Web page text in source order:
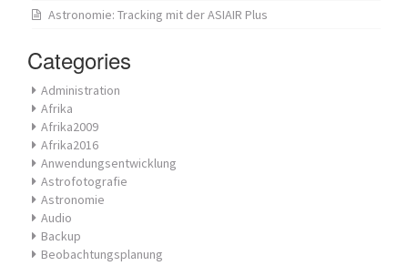
Astronomie: Tracking mit der ASIAIR Plus
Categories
Administration
Afrika
Afrika2009
Afrika2016
Anwendungsentwicklung
Astrofotografie
Astronomie
Audio
Backup
Beobachtungsplanung